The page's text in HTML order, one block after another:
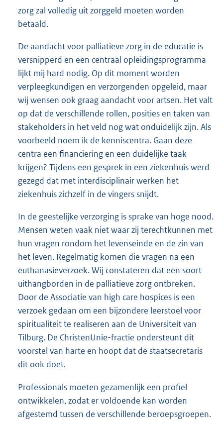
zorg zal volledig uit zorggeld moeten worden
betaald.
De aandacht voor palliatieve zorg in de educatie is
versnipperd en een centraal opleidingsprogramma
lijkt mij hard nodig. Op dit moment worden
verpleegkundigen en verzorgenden opgeleid, maar
wij wensen ook graag aandacht voor artsen. Het valt
op dat de verschillende rollen, posities en taken van
stakeholders in het veld nog wat onduidelijk zijn. Als
voorbeeld noem ik de kenniscentra. Gaan deze
centra een financiering en een duidelijke taak
krijgen? Tijdens een gesprek in een ziekenhuis werd
gezegd dat met interdisciplinair werken het
ziekenhuis zichzelf in de vingers snijdt.
In de geestelijke verzorging is sprake van hoge nood.
Mensen weten vaak niet waar zij terechtkunnen met
hun vragen rondom het levenseinde en de zin van
het leven. Regelmatig komen die vragen na een
euthanasieverzoek. Wij constateren dat een soort
uithangborden in de palliatieve zorg ontbreken.
Door de Associatie van high care hospices is een
verzoek gedaan om een bijzondere leerstoel voor
spiritualiteit te realiseren aan de Universiteit van
Tilburg. De ChristenUnie-fractie ondersteunt dit
voorstel van harte en hoopt dat de staatsecretaris
dit ook doet.
Professionals moeten gezamenlijk een profiel
ontwikkelen, zodat er voldoende kan worden
afgestemd tussen de verschillende beroepsgroepen.